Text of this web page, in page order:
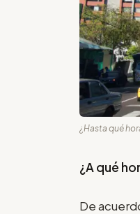
¿Hasta qué
¿A qué
De